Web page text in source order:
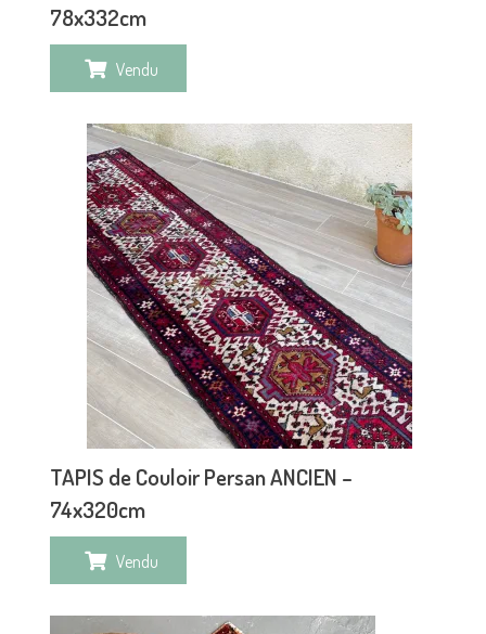
78x332cm
Vendu
TAPIS de Couloir Persan ANCIEN –
74x320cm
Vendu